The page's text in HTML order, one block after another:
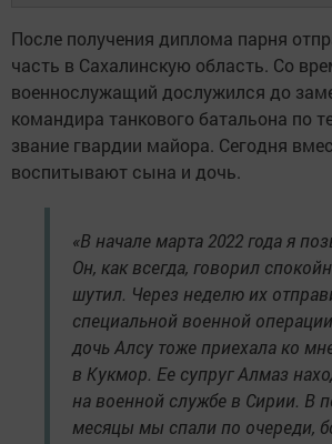
После получения диплома парня
часть в Сахалинскую область. Со
военнослужащий дослужился до
командира танкового батальона по
звание гвардии майора. Сегодня
воспитывают сына и дочь.
«В начале марта 2022 года я
Он, как всегда, говорил
шутил. Через неделю их
специальной военной
дочь Алсу тоже приехала ко
в Кукмор. Ее супруг Алмаз
на военной службе в Сирии. В
месяцы мы спали по очереди,